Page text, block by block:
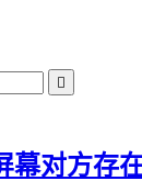

幕对方存